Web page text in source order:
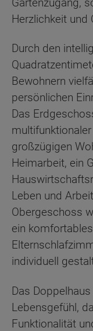
Herzlichkeit und
Durch den
Bewohnern
persönlichen
Das
großzügigen
Heimarbeit, ein
Leben und
Obergeschoss
ein
individuell
Das
Lebensgefühl,
Funktionalität